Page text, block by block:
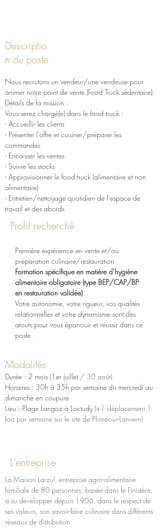
Descriptio
n du poste
Nous recrutons un vendeur/une vendeuse pour
animer notre point de vente (Food Truck sédentaire).
Détails de la mission :
Vous serez chargé(e) dans le food truck :
- Accueillir les clients
- Présenter l’offre et cuisiner/préparer les
commandes
- Encaisser les ventes
- Suivre les stocks
- Approvisionner le food truck (alimentaire et non
alimentaire)
- Entretien/nettoyage quotidien de l’espace de
travail et des abords
Profil recherché
Première expérience en vente et/ou
préparation culinaire/restauration.
Formation spécifique en matière d’hygiène
alimentaire obligatoire (type BEP/CAP/BP
en restauration validée)
Votre autonomie, votre rigueur, vos qualités
relationnelles et votre dynamisme sont des
atouts pour vous épanouir et réussir dans ce
poste.
Modalités
Durée : 2 mois (1er juillet / 30 août)
Horaires : 30h à 35h par semaine du mercredi au
dimanche en coupure
Lieu : Plage Langoz à Loctudy (+1 déplacement 1
fois par semaine sur le site de Plonéour-Lanvern)
L'entreprise
La Maison Larzul, entreprise agro-alimentaire
familiale de 80 personnes, basée dans le Finistère,
a su développer depuis 1906, dans le respect de
ses valeurs, son savoir-faire culinaire dans différents
réseaux de distribution.